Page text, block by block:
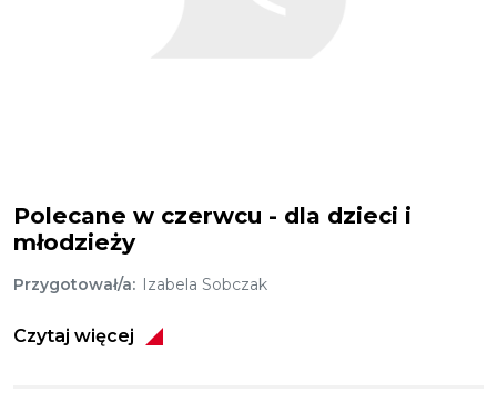
Polecane w czerwcu - dla dzieci i
młodzieży
Przygotował/a Izabela Sobczak
Czytaj więcej